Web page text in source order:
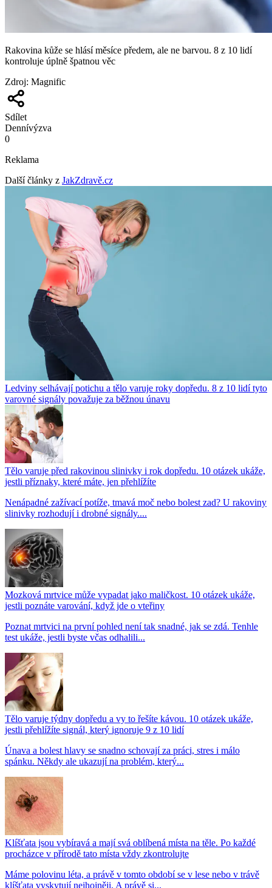
Rakovina kůže se hlásí měsíce předem, ale ne barvou. 8 z 10 lidí
kontroluje úplně špatnou věc
Zdroj: Magnific
Sdílet
Dennívýzva
0
Reklama
Další články z JakZdravě.cz
Ledviny selhávají potichu a tělo varuje roky dopředu. 8 z 10 lidí tyto
varovné signály považuje za běžnou únavu
Tělo varuje před rakovinou slinivky i rok dopředu. 10 otázek ukáže,
jestli příznaky, které máte, jen přehlížíte
Nenápadné zažívací potíže, tmavá moč nebo bolest zad? U rakoviny
slinivky rozhodují i drobné signály....
Mozková mrtvice může vypadat jako maličkost. 10 otázek ukáže,
jestli poznáte varování, když jde o vteřiny
Poznat mrtvici na první pohled není tak snadné, jak se zdá. Tenhle
test ukáže, jestli byste včas odhalili...
Tělo varuje týdny dopředu a vy to řešíte kávou. 10 otázek ukáže,
jestli přehlížíte signál, který ignoruje 9 z 10 lidí
Únava a bolest hlavy se snadno schovají za práci, stres i málo
spánku. Někdy ale ukazují na problém, který...
Klíšťata jsou vybíravá a mají svá oblíbená místa na těle. Po každé
procházce v přírodě tato místa vždy zkontrolujte
Máme polovinu léta, a právě v tomto období se v lese nebo v trávě
klíšťata vyskytují nejhojněji. A právě si...